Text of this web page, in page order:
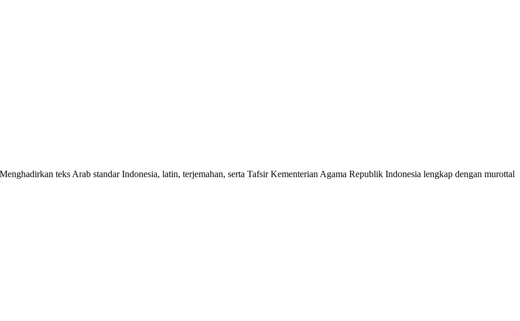
teks Arab standar Indonesia, latin, terjemahan, serta Tafsir Kementerian Agama Republik Indonesia lengkap dengan murottal